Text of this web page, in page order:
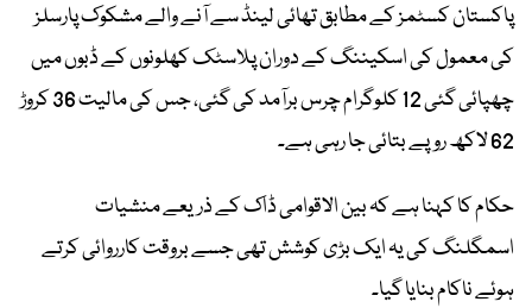
پاکستان کسٹمز کے مطابق تھائی لینڈ سے آنے والے مشکوک پارسلز
کی معمول کی اسکیننگ کے دوران پلاسٹک کھلونوں کے ڈبوں میں
چھپائی گئی 12 کلوگرام چرس برآمد کی گئی، جس کی مالیت 36 کروڑ
62 لاکھ روپے بتائی جا رہی ہے۔
حکام کا کہنا ہے کہ بین الاقوامی ڈاک کے ذریعے منشیات
اسمگلنگ کی یہ ایک بڑی کوشش تھی جسے بروقت کارروائی کرتے
ہوئے ناکام بنایا گیا۔